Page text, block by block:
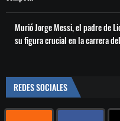
Murió Jorge Messi, el padre de
su figura crucial en la carrera
REDES SOCIALES